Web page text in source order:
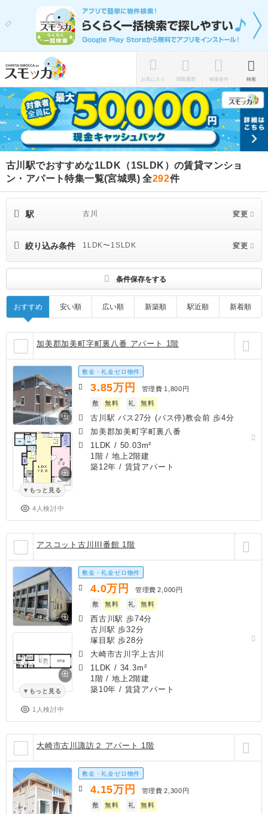
お気に入り 閲覧履歴 検索条件 検索
古川駅でおすすめな1LDK（1SLDK）の賃貸マンショ
ン・アパート特集一覧(宮城県)全292件
駅 古川 変更
絞り込み条件 1LDK〜1SLDK 変更
条件保存をする
おすすめ 安い順 広い順 新築順 駅近順 新着順
加美郡加美町字町裏八番 アパート 1階
もっと見る
4人検討中
敷金・礼金ゼロ物件
3.85万円 管理費 1,800円
敷
無料 礼 無料
古川駅 バス27分 (バス停)教会前 歩4分
加美郡加美町字町裏八番
1LDK / 50.03m²
1階 / 地上2階建
築12年 / 賃貸アパート
アスコット古川III番館 1階
もっと見る
1人検討中
敷金・礼金ゼロ物件
4.0万円 管理費 2,000円
敷
無料 礼 無料
西古川駅 歩74分
古川駅 歩32分
塚目駅 歩28分
大崎市古川字上古川
1LDK / 34.3m²
1階 / 地上2階建
築10年 / 賃貸アパート
大崎市古川諏訪２ アパート 1階
敷金・礼金ゼロ物件
4.15万円 管理費 2,300円
敷
無料 礼 無料